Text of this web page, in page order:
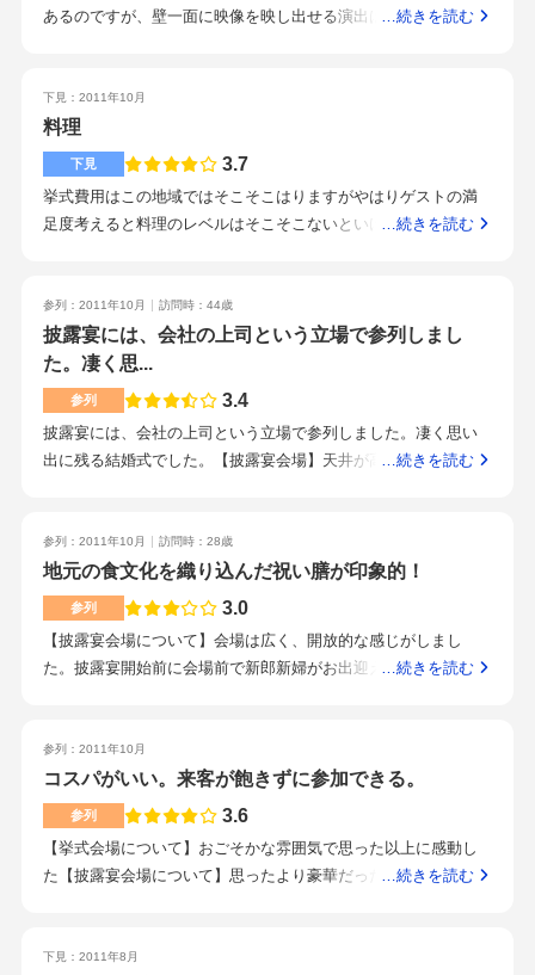
あるのですが、壁一面に映像を映し出せる演出は大変魅力的で
…続きを読む
下見：2011年10月
料理
下見 3.7
挙式費用はこの地域ではそこそこはりますがやはりゲストの満
足度考えると料理のレベルはそこそこないといけないという方
タッフの対応の良さ親身になってくれるほぼすべての面で平均
ランクより上だと思います。
…続きを読む
参列：2011年10月 訪問時：44歳
披露宴には、会社の上司という立場で参列しまし
た。凄く思...
参列 3.4
披露宴には、会社の上司という立場で参列しました。凄く思い
出に残る結婚式でした。【披露宴会場】天井が高く、入り口正
【料理】器・盛り付け・彩どれをとっても細かい気配りを感
じ、味も良かったです。質にこだわっている料理でとても良か
ったです。【スタッフ】まず姿勢の良さにビックリ。全員がピ
ンとしていて、女性の黒服の方々の対応の良さには感動しまし
た。【ロケーション】国道４号沿いで駐車場も広く車で来る方
は勿論タクシー・バスで来る方にもエントランスが広く支配人
んなカップルにオススメ！】オリジナリティーのある式場なの
で、型にはまらない自分流の結婚式が出来ると思います
…続きを読む
参列：2011年10月 訪問時：28歳
地元の食文化を織り込んだ祝い膳が印象的！
参列 3.0
【披露宴会場について】会場は広く、開放的な感じがしまし
た。披露宴開始前に会場前で新郎新婦がお出迎えしてくれる演
付を担当したのですが、受付を見つけられず迷っているゲスト
がいたり、他の披露宴のゲストが間違って来たりしました。）
ウエディングケーキ入刀ではなく、クロカンブッシュ入刀とい
う演出にオリジナリティを感じました。【料理について】量が
とても多い感じがしました。3種類のお餅が入ったミニお重は、
あの辺りの伝統文化だと同じテーブルの人に教えてもらいまし
…続きを読む
参列：2011年10月
コスパがいい。来客が飽きずに参加できる。
参列 3.6
【挙式会場について】おごそかな雰囲気で思った以上に感動し
た【披露宴会場について】思ったより豪華だったし生花アレン
いて】教育は行き届いているし、不快な思いはしなかった【料
…続きを読む
下見：2011年8月